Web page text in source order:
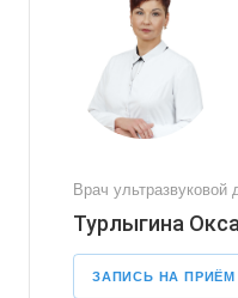
Врач ультразвуковой
Турлыгина
ЗАПИСЬ НА ПРИЁМ